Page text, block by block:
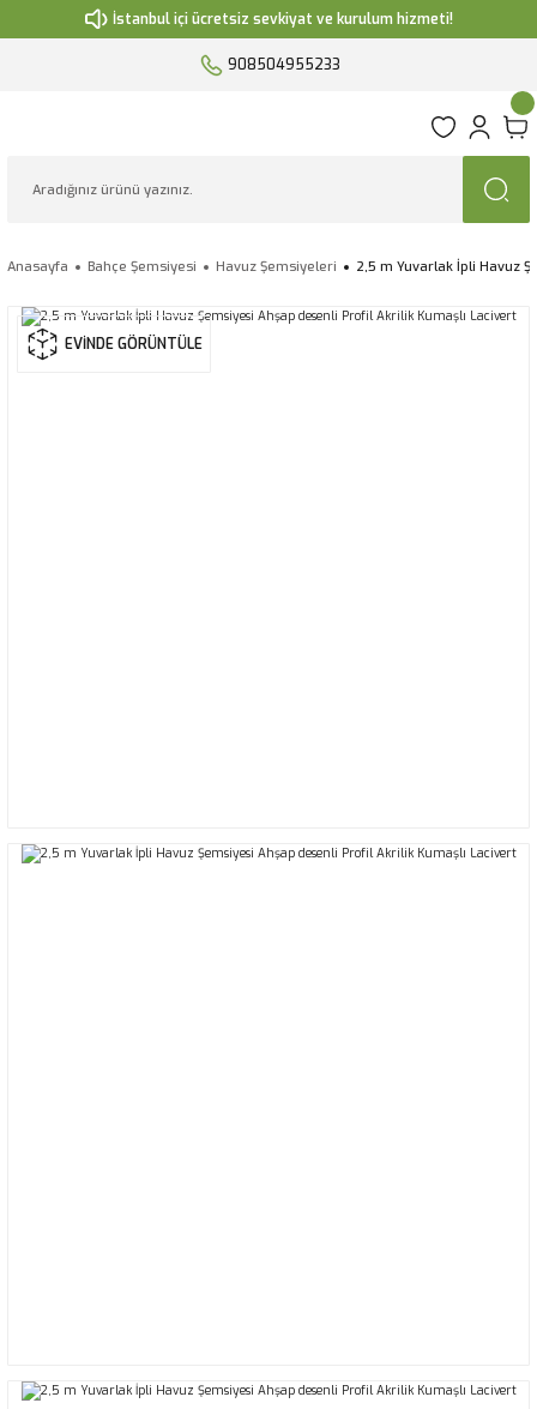
İstanbul içi ücretsiz sevkiyat ve kurulum hizmeti!
908504955233
Anasayfa Bahçe Şemsiyesi Havuz Şemsiyeleri 2,5 m Yuvarlak İpli Havuz
EVİNDE GÖRÜNTÜLE